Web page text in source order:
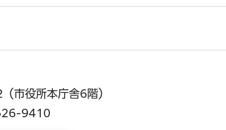
市役所本庁舎6階）
9410